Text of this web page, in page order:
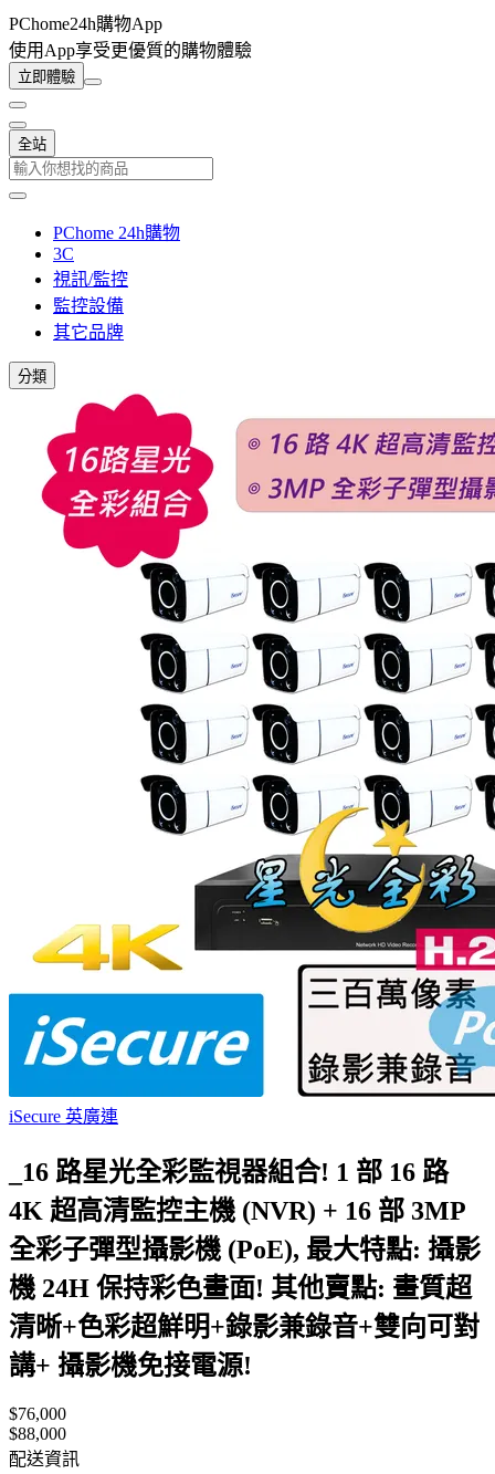
PChome24h購物App
使用App享受更優質的購物體驗
立即體驗
全站
PChome 24h購物
3C
視訊/監控
監控設備
其它品牌
分類
iSecure 英廣連
_16 路星光全彩監視器組合! 1 部 16 路
4K 超高清監控主機 (NVR) + 16 部 3MP
全彩子彈型攝影機 (PoE), 最大特點: 攝影
機 24H 保持彩色畫面! 其他賣點: 畫質超
清晰+色彩超鮮明+錄影兼錄音+雙向可對
講+ 攝影機免接電源!
$76,000
$88,000
配送資訊